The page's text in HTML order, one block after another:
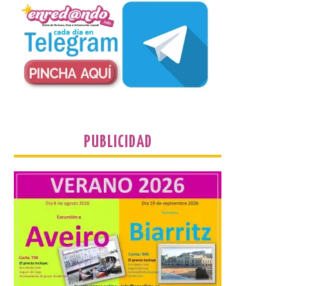
El TUS cuenta con líneas
que llegan a la zona en
puntos como el faro de
Cabo Mayor, Cueto,
Corbanera o Ciriego y
reforzará la movilidad con un servicio
impulsa nuevas
iniciativas relacionadas
con el trío de eclipses para
afianzar a Extremadura
como referente en
astroturismo
8 Ago 2026
PUBLICIDAD